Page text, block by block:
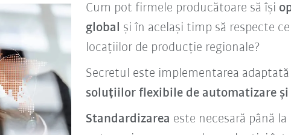
Cum pot firmele producătoare să își
global și în același timp să respecte
locațiilor de producție regionale?
Secretul este implementarea
soluțiilor flexibile de automatizare și
Standardizarea este necesară până